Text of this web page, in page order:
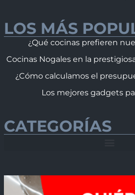
LOS MÁS
¿Qué cocinas prefieren
Cocinas Nogales en la
¿Cómo calculamos el
Los mejores gadgets
CATEGORÍAS